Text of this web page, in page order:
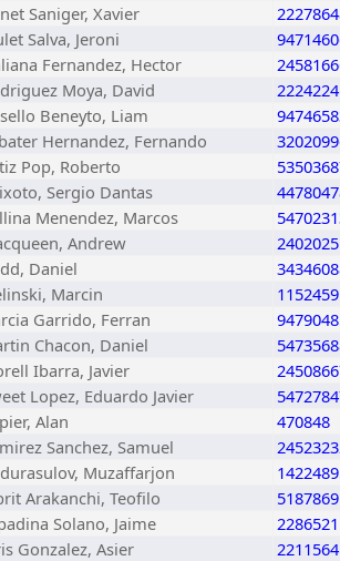
Saniger, Xavier
Salva, Jeroni
Fernandez, Hector
Moya, David
2224224
Beneyto, Liam
Hernandez, Fernando
Pop, Roberto
Sergio Dantas
Menendez, Marcos
Andrew
2402025
Daniel
Marcin
1152459
Garrido, Ferran
Chacon, Daniel
Ibarra, Javier
Lopez, Eduardo Javier
Alan
470848
Sanchez, Samuel
Muzaffarjon
Arakanchi, Teofilo
5187869
Solano, Jaime
2286521
Gonzalez, Asier
2211564